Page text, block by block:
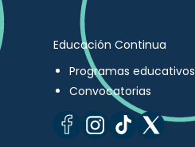
Educación Continua
Programas educativos
Convocatorias